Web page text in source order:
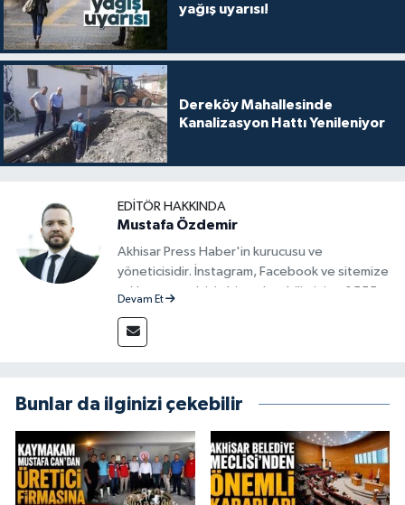
yağış uyarısı!
Dereköy Mahallesinde
Kanalizasyon Hattı Yenileniyor
EDITÖR HAKKINDA
Mustafa Özdemir
Akhisar Press Haber'in kurucusu ve
yöneticisidir. İnstagram, Facebook ve sitemize
reklam vermek için bize ulaşabilirsiniz - 0555
Devam Et
Bunlar da ilginizi çekebilir